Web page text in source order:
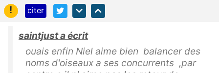
!
citer
saintjust a écrit
ouais enfin Niel aime bien balancer des
noms d'oiseaux a ses concurrents ,par